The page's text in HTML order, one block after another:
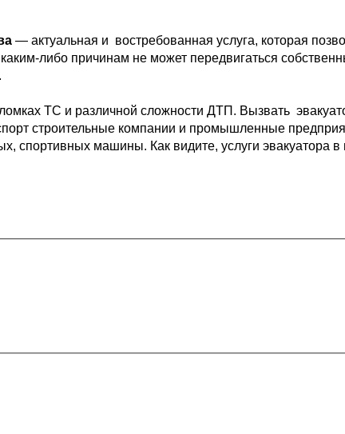
— актуальная и востребованная услуга, которая
либо причинам не может передвигаться
ТС и различной сложности ДТП. Вызвать
строительные компании и промышленные
спортивных машины. Как видите, услуги эвакуатора